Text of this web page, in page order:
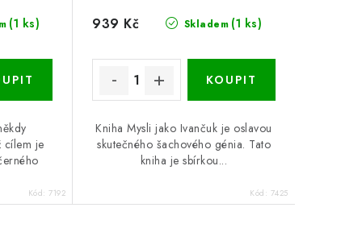
(1 ks)
cílem je
Kód:7192
Skladem (1 ks)
939 Kč
Kniha Mysli jako Ivančuk je oslavou
skutečného šachového génia. Tato
kniha je sbírkou...
Kód: 7425